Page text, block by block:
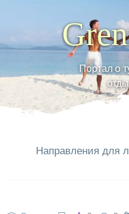
Портал о
Направления для